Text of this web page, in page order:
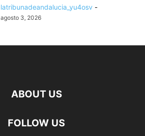
latribunadeandalucia_yu4osv -
agosto 3, 2026
ABOUT US
FOLLOW US